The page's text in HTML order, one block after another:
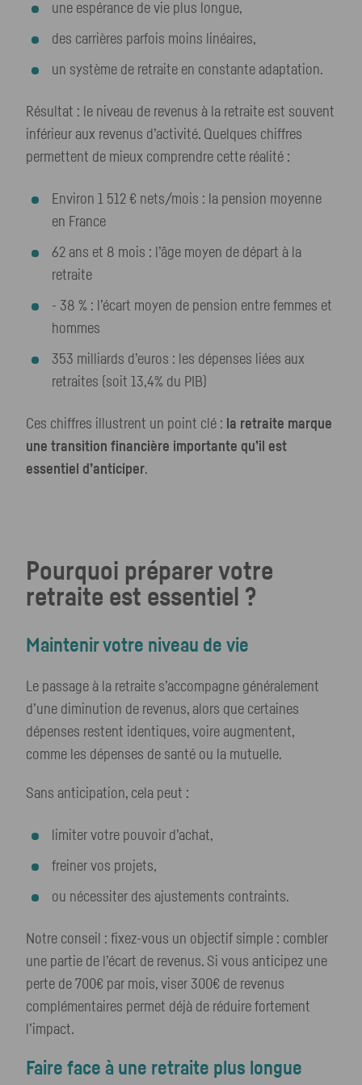
une espérance de vie plus longue,
des carrières parfois moins linéaires,
un système de retraite en constante adaptation.
Résultat : le niveau de revenus à la retraite est souvent
inférieur aux revenus d’activité. Quelques chiffres
permettent de mieux comprendre cette réalité :
Environ 1 512 € nets/mois : la pension moyenne
en France
62 ans et 8 mois : l’âge moyen de départ à la
retraite
- 38 % : l’écart moyen de pension entre femmes et
hommes
353 milliards d’euros : les dépenses liées aux
retraites (soit 13,4% du PIB)
Ces chiffres illustrent un point clé : la retraite marque
une transition financière importante qu’il est
essentiel d’anticiper.
Pourquoi préparer votre
retraite est essentiel ?
Maintenir votre niveau de vie
Le passage à la retraite s’accompagne généralement
d’une diminution de revenus, alors que certaines
dépenses restent identiques, voire augmentent,
comme les dépenses de santé ou la mutuelle.
Sans anticipation, cela peut :
limiter votre pouvoir d’achat,
freiner vos projets,
ou nécessiter des ajustements contraints.
Notre conseil : fixez-vous un objectif simple : combler
une partie de l’écart de revenus. Si vous anticipez une
perte de 700€ par mois, viser 300€ de revenus
complémentaires permet déjà de réduire fortement
l’impact.
Faire face à une retraite plus longue